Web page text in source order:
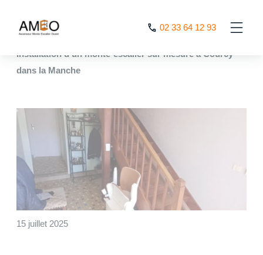
02 33 64 12 93
AMEO>Realisations
Installation d’un monte-escalier sur mesure à Courcy
dans la Manche
15 juillet 2025